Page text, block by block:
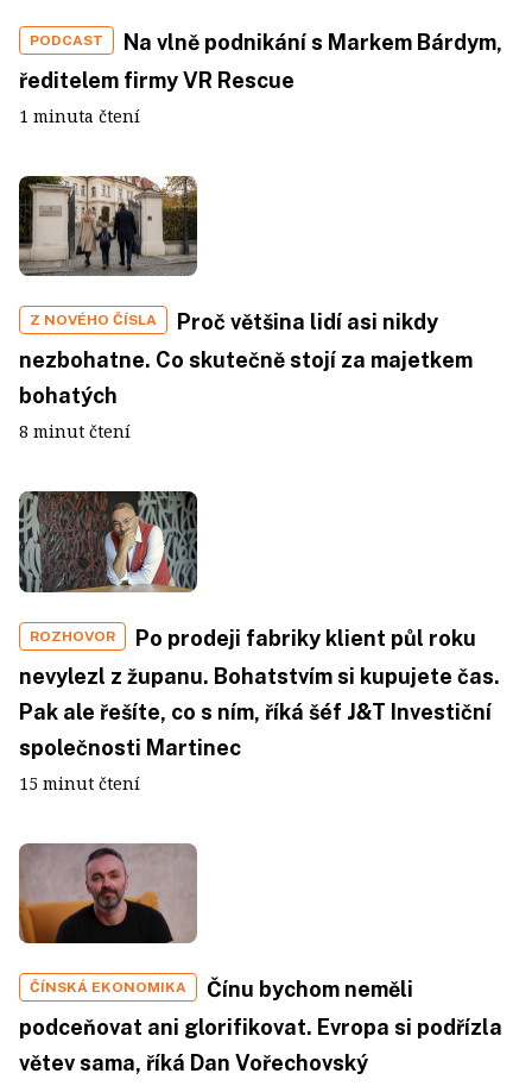
PODCAST
Na vlně podnikání s Markem Bárdym,
ředitelem firmy VR Rescue
1 minuta čtení
Z NOVÉHO ČÍSLA
Proč většina lidí asi nikdy
nezbohatne. Co skutečně stojí za majetkem
bohatých
8 minut čtení
ROZHOVOR
Po prodeji fabriky klient půl roku
nevylezl z županu. Bohatstvím si kupujete čas.
Pak ale řešíte, co s ním, říká šéf J&T Investiční
společnosti Martinec
15 minut čtení
ČÍNSKÁ EKONOMIKA
Čínu bychom neměli
podceňovat ani glorifikovat. Evropa si podřízla
větev sama, říká Dan Vořechovský